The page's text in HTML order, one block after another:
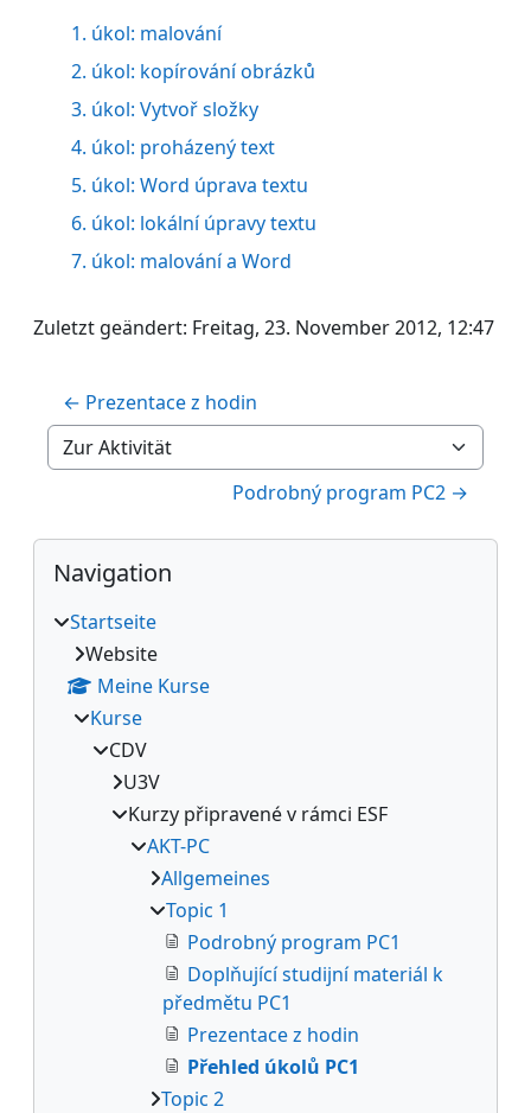
1. úkol: malování
2. úkol: kopírování obrázků
3. úkol: Vytvoř složky
4. úkol: proházený text
5. úkol: Word úprava textu
6. úkol: lokální úpravy textu
7. úkol: malování a Word
Zuletzt geändert: Freitag, 23. November 2012, 12:47
← Prezentace z hodin
Zur Aktivität
Podrobný program PC2 →
Blöcke
Navigation überspringen
Navigation
Startseite
Website
Meine Kurse
Kurse
CDV
U3V
Kurzy připravené v rámci ESF
AKT-PC
Allgemeines
Topic 1
Podrobný program PC1
Doplňující studijní materiál k
předmětu PC1
Prezentace z hodin
Přehled úkolů PC1
Topic 2